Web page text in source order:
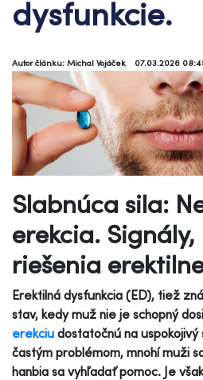
dysfunkcie.
Autor článku: Michal Vojáček 07.03.2026
Slabnúca sila:
erekcia.
riešenia
Erektilná dysfunkcia (ED), tiež
stav, kedy muž nie je schopný
erekciu dostatočnú na
častým problémom, mnohí muži
hanbia sa vyhľadať pomoc. Je